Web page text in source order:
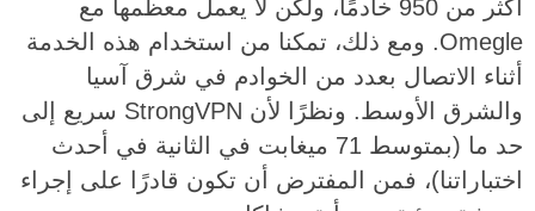
أكثر من 950 خادمًا، ولكن لا يعمل معظمها مع
Omegle. ومع ذلك، تمكنا من استخدام هذه الخدمة
أثناء الاتصال بعدد من الخوادم في شرق آسيا
والشرق الأوسط. ونظرًا لأن StrongVPN سريع إلى
حد ما (بمتوسط ​​71 ميغابت في الثانية في أحدث
اختباراتنا)، فمن المفترض أن تكون قادرًا على إجراء